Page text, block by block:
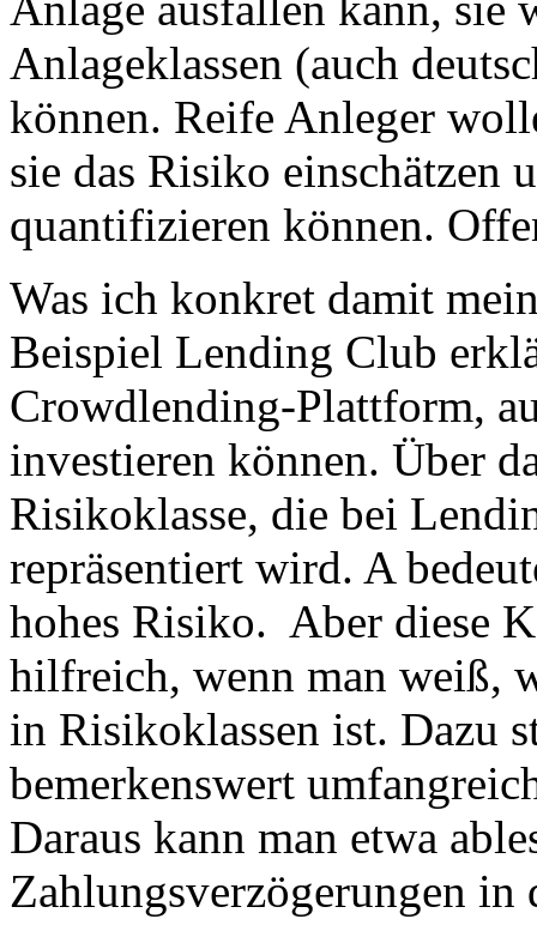
Anlageklassen (auch
können. Reife Anleger
sie das Risiko einschätzen
quantifizieren können.
Was ich konkret damit
Beispiel Lending Club
Crowdlending-Plattform,
investieren können. Über
Risikoklasse, die bei
repräsentiert wird. A
hohes Risiko. Aber diese
hilfreich, wenn man weiß,
in Risikoklassen ist. Dazu
bemerkenswert
Daraus kann man etwa
Zahlungsverzögerungen in